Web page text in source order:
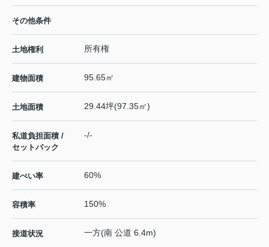
その他条件
土地権利 所有権
建物面積 95.65㎡
土地面積 29.44坪(97.35㎡)
私道負担面積 /
セットバック
-/-
建ぺい率 60%
容積率 150%
接道状況 一方(南 公道 6.4m)